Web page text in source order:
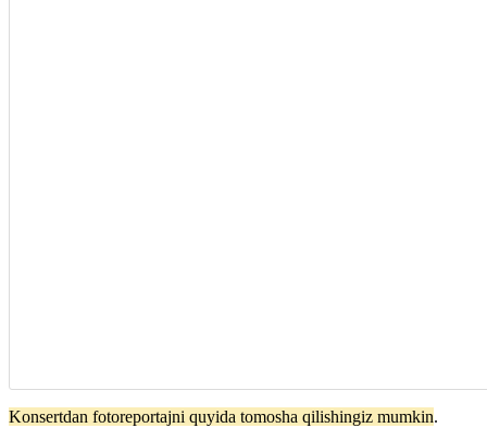
Konsertdan fotoreportajni quyida tomosha qilishingiz mumkin.